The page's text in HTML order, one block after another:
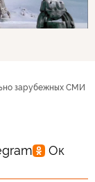
зарубежных СМИ